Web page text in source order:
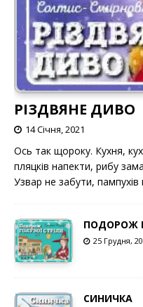
РІЗДВЯНЕ ДИВО
14 Січня, 2021
Ось так щороку. Кухня,
пляцків напекти, рибу
Узвар не забути, пампухів
ПОДОРОЖ
25 Грудня,
СИНИЧКА